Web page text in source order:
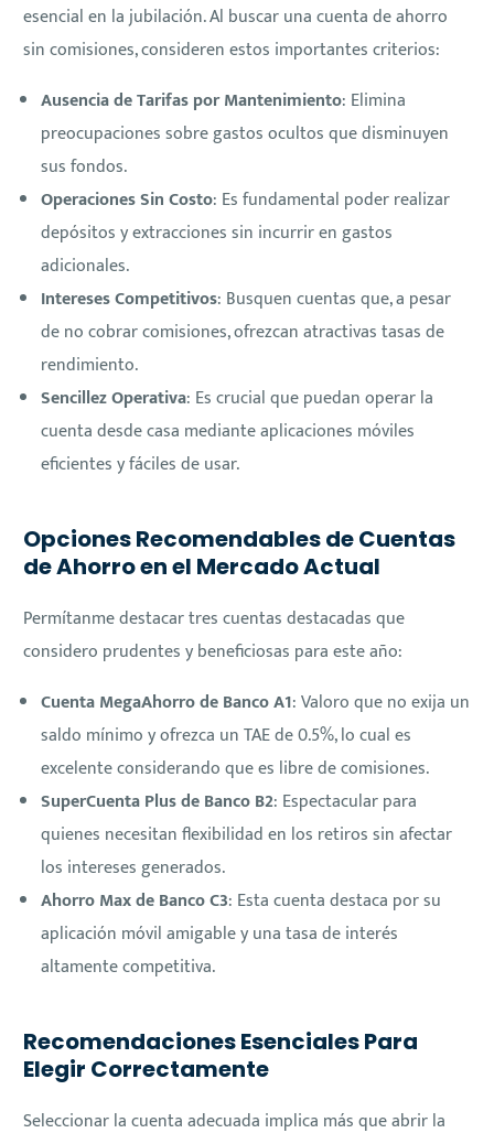
esencial en la jubilación. Al buscar una cuenta de ahorro
sin comisiones, consideren estos importantes criterios:
Ausencia de Tarifas por Mantenimiento: Elimina
preocupaciones sobre gastos ocultos que disminuyen
sus fondos.
Operaciones Sin Costo: Es fundamental poder realizar
depósitos y extracciones sin incurrir en gastos
adicionales.
Intereses Competitivos: Busquen cuentas que, a pesar
de no cobrar comisiones, ofrezcan atractivas tasas de
rendimiento.
Sencillez Operativa: Es crucial que puedan operar la
cuenta desde casa mediante aplicaciones móviles
eficientes y fáciles de usar.
Opciones Recomendables de Cuentas
de Ahorro en el Mercado Actual
Permítanme destacar tres cuentas destacadas que
considero prudentes y beneficiosas para este año:
Cuenta MegaAhorro de Banco A1: Valoro que no exija un
saldo mínimo y ofrezca un TAE de 0.5%, lo cual es
excelente considerando que es libre de comisiones.
SuperCuenta Plus de Banco B2: Espectacular para
quienes necesitan flexibilidad en los retiros sin afectar
los intereses generados.
Ahorro Max de Banco C3: Esta cuenta destaca por su
aplicación móvil amigable y una tasa de interés
altamente competitiva.
Recomendaciones Esenciales Para
Elegir Correctamente
Seleccionar la cuenta adecuada implica más que abrir la